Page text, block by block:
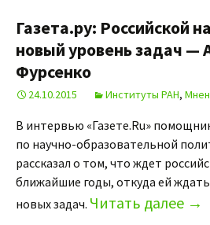
Газета.ру: Российской
новый уровень задач —
Фурсенко
24.10.2015 Институты РАН,
В интервью «Газете.Ru»
по научно-образовательной
рассказал о том, что ждет
ближайшие годы, откуда ей
новых задач. Читать далее →